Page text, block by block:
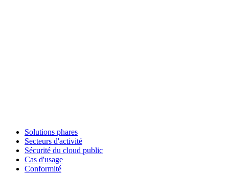
Solutions phares
Secteurs d'activité
Sécurité du cloud public
Cas d'usage
Conformité